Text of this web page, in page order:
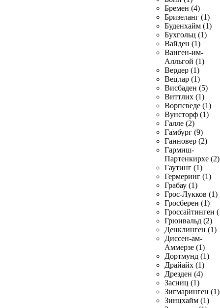
Бремен (4)
Бризеланг (1)
Буденхайм (1)
Бухгольц (1)
Вайден (1)
Ванген-им-
Алльгой (1)
Вердер (1)
Вецлар (1)
Висбаден (5)
Виттлих (1)
Ворпсведе (1)
Вунсторф (1)
Галле (2)
Гамбург (9)
Ганновер (2)
Гармиш-
Партенкирхе (2)
Гаутинг (1)
Гермеринг (1)
Грабау (1)
Грос-Лукков (1)
Гросберен (1)
Гроссайтинген
Грюнвальд (2)
Денклинген (1)
Диссен-ам-
Аммерзе (1)
Дортмунд (1)
Драйайх (1)
Дрезден (4)
Засниц (1)
Зигмаринген (1)
Зинцхайм (1)